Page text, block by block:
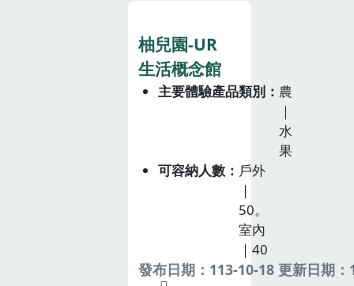
柚兒園-UR
生活概念館
主要體驗產品類別
農
｜
水
果
可容納人數
戶外
｜
50。
室內
｜40
發布日期：113-10-18 更新日期